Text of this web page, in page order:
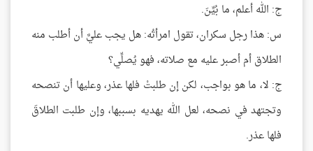
ج: الله أعلم، ما بُيِّنَ.
س: هذا رجل سكران، تقول امرأتُه: هل يجب عليَّ أن أطلب منه
الطلاق أم أصبر عليه مع صلاته، فهو يُصلِّي؟
ج: لا، ما هو بواجب، لكن إن طلبتْ فلها عذر، وعليها أن تنصحه
وتجتهد في نصحه، لعل الله يهديه بسببها، وإن طلبت الطلاقَ
فلها عذر.